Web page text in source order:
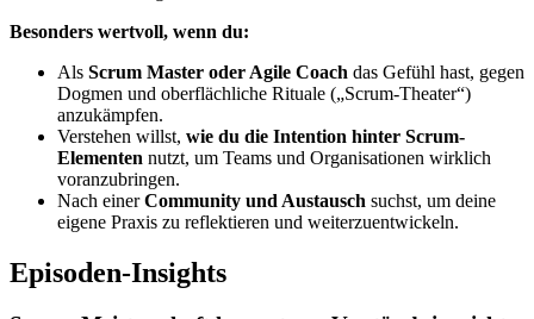
Besonders wertvoll, wenn du:
Als Scrum Master oder Agile Coach das Gefühl hast, gegen
Dogmen und oberflächliche Rituale („Scrum-Theater“)
anzukämpfen.
Verstehen willst, wie du die Intention hinter Scrum-
Elementen nutzt, um Teams und Organisationen wirklich
voranzubringen.
Nach einerCommunity und Austausch suchst, um deine
eigene Praxis zu reflektieren und weiterzuentwickeln.
Episoden-Insights